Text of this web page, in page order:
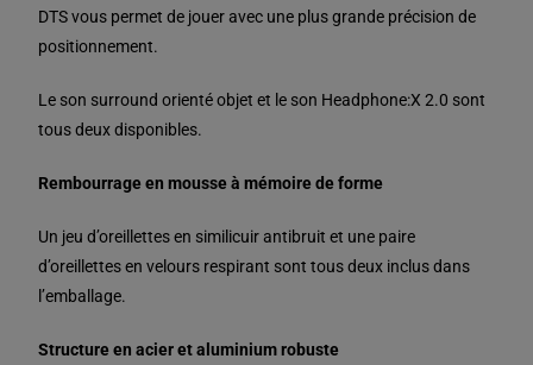
DTS vous permet de jouer avec une plus grande précision de
positionnement.
Le son surround orienté objet et le son Headphone:X 2.0 sont
tous deux disponibles.
Rembourrage en mousse à mémoire de forme
Un jeu d’oreillettes en similicuir antibruit et une paire
d’oreillettes en velours respirant sont tous deux inclus dans
l’emballage.
Structure en acier et aluminium robuste